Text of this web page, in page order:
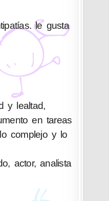
le gusta
y lealtad,
en tareas
complejo y lo
actor, analista